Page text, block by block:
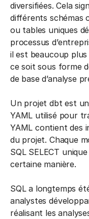
diversifiées. Cela
différents schémas
ou tables uniques
processus
il est beaucoup plus
ce soit sous forme
de base d’analyse
Un projet dbt est
YAML utilisé pour
YAML contient des
du projet. Chaque
SQL SELECT
certaine manière.
SQL a longtemps
analystes
réalisant les